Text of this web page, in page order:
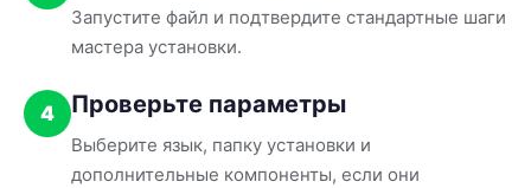
Запустите файл и подтвердите стандартные шаги
мастера установки.
4 Проверьте параметры
Выберите язык, папку установки и
дополнительные компоненты, если они